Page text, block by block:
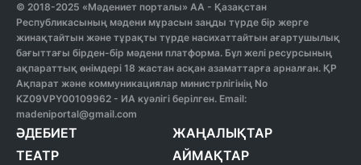
© 2018-2025 «Мәдениет порталы» АА - Қазақстан
Республикасының мәдени мұрасын заңды түрде бір жерге
жинақтайтын және тұрақты түрде насихаттайтын ағартушылық
бағыттағы бірден-бір мәдени платформа. Бұл желі ресурсының
ақпараттық өнімдері 18 жастан асқан азаматтарға арналған. ҚР
Ақпарат және коммуникациялар министрлігінің No
KZ09VPY00109962 - ИА куәлігі берілген. Email:
madeniportal@gmail.com
ӘДЕБИЕТ
ТЕАТР
ЖАҢАЛЫҚТАР
АЙМАҚТАР